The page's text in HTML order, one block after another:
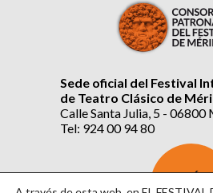
Sede oficial del Festival
de Teatro Clásico de
Calle Santa Julia, 5 - 06800
Tel: 924 00 94 80